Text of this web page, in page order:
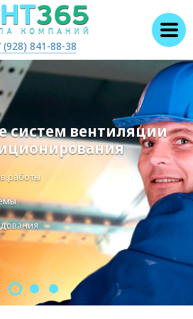
(928) 841-88-38
систем вентиляции
работы